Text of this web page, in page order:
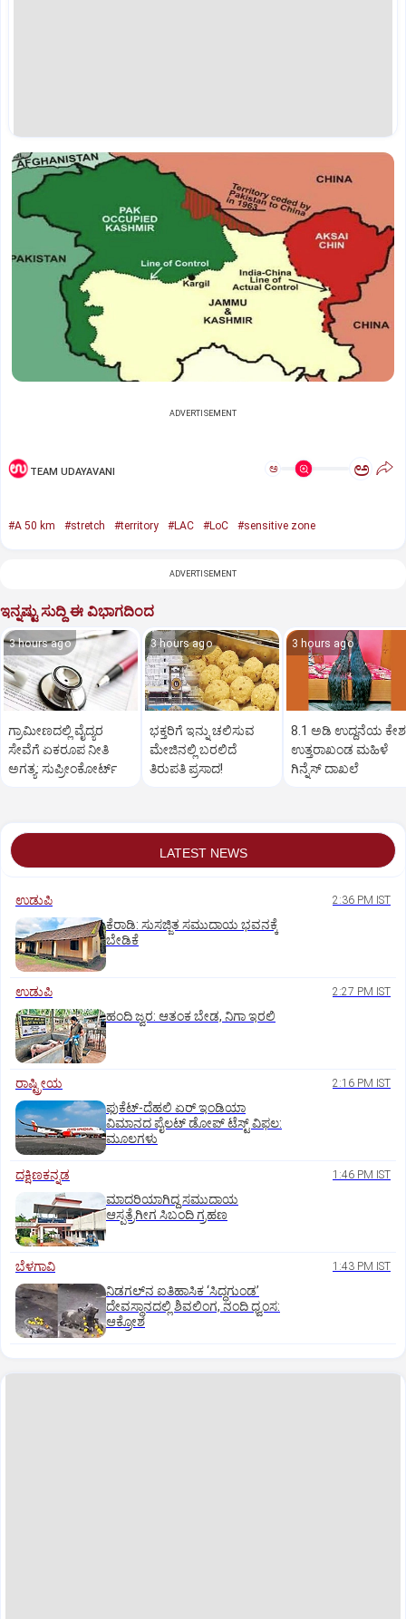
ADVERTISEMENT
TEAM UDAYAVANI ಅ ಅ
#A 50 km #stretch #territory #LAC #LoC #sensitive zone
ADVERTISEMENT
ಇನ್ನಷ್ಟು ಸುದ್ದಿ ಈ ವಿಭಾಗದಿಂದ
3 hours ago
ಗ್ರಾಮೀಣದಲ್ಲಿ ವೈದ್ಯರ
ಸೇವೆಗೆ ಏಕರೂಪ ನೀತಿ
ಅಗತ್ಯ: ಸುಪ್ರೀಂಕೋರ್ಟ್‌
3 hours ago
ಭಕ್ತರಿಗೆ ಇನ್ನು ಚಲಿಸುವ
ಮೇಜಿನಲ್ಲಿ ಬರಲಿದೆ
ತಿರುಪತಿ ಪ್ರಸಾದ!
3 hours ago
8.1 ಅಡಿ ಉದ್ದನೆಯ
ಉತ್ತರಾಖಂಡ ಮಹಿಳೆ
ಗಿನ್ನೆಸ್‌ ದಾಖಲೆ
LATEST NEWS
ಉಡುಪಿ 2:36 PM IST
ಕೆರಾಡಿ: ಸುಸಜ್ಜಿತ ಸಮುದಾಯ ಭವನಕ್ಕೆ
ಬೇಡಿಕೆ
ಉಡುಪಿ 2:27 PM IST
ಹಂದಿ ಜ್ವರ: ಆತಂಕ ಬೇಡ, ನಿಗಾ ಇರಲಿ
ರಾಷ್ಟ್ರೀಯ 2:16 PM IST
ಫುಕೆಟ್‌-ದೆಹಲಿ ಏರ್‌ ಇಂಡಿಯಾ
ವಿಮಾನದ ಪೈಲಟ್‌ ಡೋಪ್‌ ಟೆಸ್ಟ್‌ ವಿಫಲ:
ಮೂಲಗಳು
ದಕ್ಷಿಣಕನ್ನಡ 1:46 PM IST
ಮಾದರಿಯಾಗಿದ್ದ ಸಮುದಾಯ
ಆಸ್ಪತ್ರೆಗೀಗ ಸಿಬಂದಿ ಗ್ರಹಣ
ಬೆಳಗಾವಿ 1:43 PM IST
ನಿಡಗಲ್‌ನ ಐತಿಹಾಸಿಕ ‘ಸಿದ್ಧಗುಂಡ’
ದೇವಸ್ಥಾನದಲ್ಲಿ ಶಿವಲಿಂಗ, ನಂದಿ ಧ್ವಂಸ:
ಆಕ್ರೋಶ